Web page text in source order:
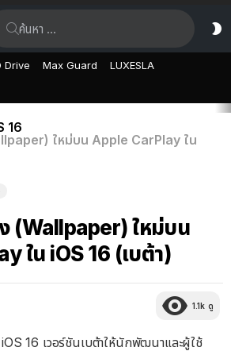
Drive Max Guard LUXESLA
16
ใหม่บน Apple CarPlay ใน
(Wallpaper) ใหม่บน
ใน iOS 16 (เบต้า)
1.1k ดู
16 เวอร์ชันเบต้าให้นักพัฒนาและผู้ใช้